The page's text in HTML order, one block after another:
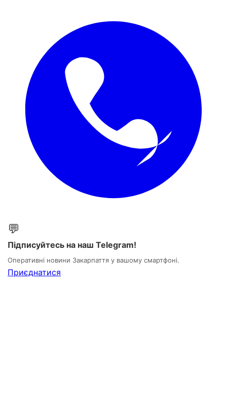
💬
Підписуйтесь на наш Telegram!
Оперативні новини Закарпаття у вашому смартфоні.
Приєднатися